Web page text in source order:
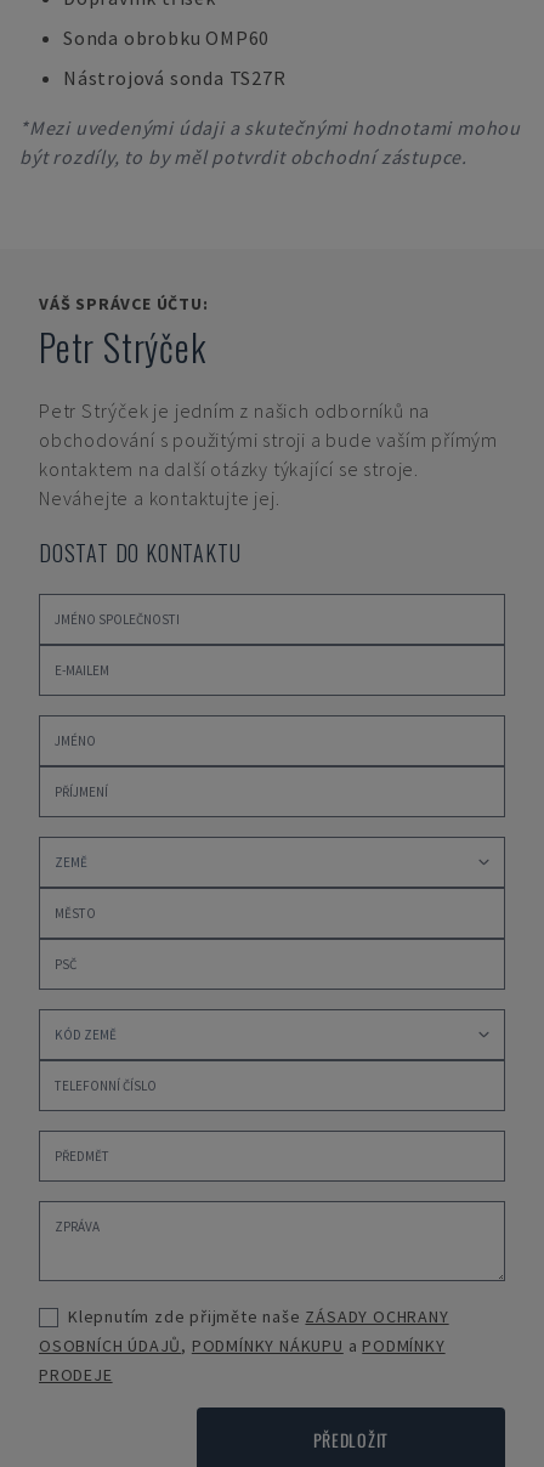
Sonda obrobku OMP60
Nástrojová sonda TS27R
*Mezi uvedenými údaji a skutečnými hodnotami mohou
být rozdíly, to by měl potvrdit obchodní zástupce.
VÁŠ SPRÁVCE ÚČTU:
Petr Strýček
Petr Strýček je jedním z našich odborníků na
obchodování s použitými stroji a bude vaším přímým
kontaktem na další otázky týkající se stroje.
Neváhejte a kontaktujte jej.
DOSTAT DO KONTAKTU
Klepnutím zde přijměte naše ZÁSADY OCHRANY
OSOBNÍCH ÚDAJŮ, PODMÍNKY NÁKUPU a PODMÍNKY
PRODEJE
PŘEDLOŽIT